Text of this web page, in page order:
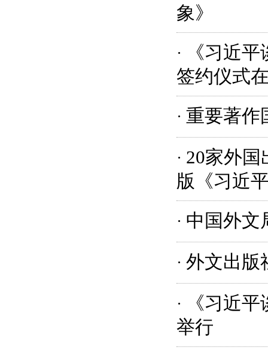
象》
· 《习近
签约仪式
· 重要著作
· 20家外国
版《习近
· 中国外文
· 外文出版
· 《习近
举行